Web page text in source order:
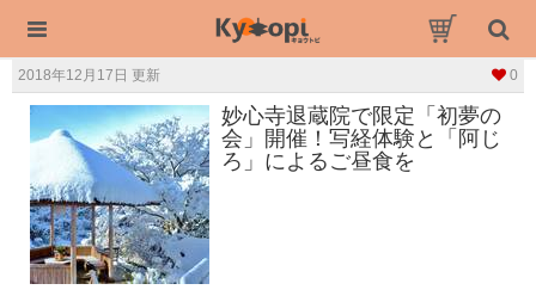
2018年12月17日 更新 0
妙心寺退蔵院で限定「初夢の
会」開催！写経体験と「阿じ
ろ」によるご昼食を